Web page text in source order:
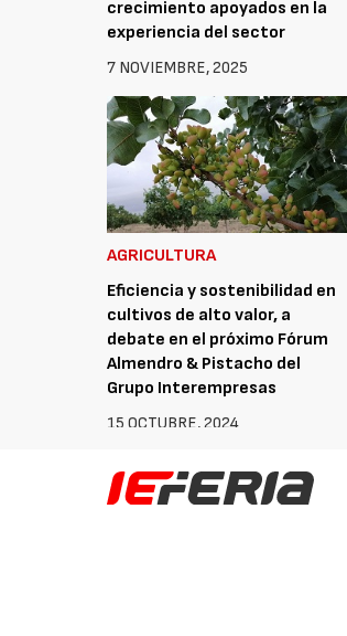
crecimiento apoyados en la
experiencia del sector
7 NOVIEMBRE, 2025
AGRICULTURA
Eficiencia y sostenibilidad en
cultivos de alto valor, a
debate en el próximo Fórum
Almendro & Pistacho del
Grupo Interempresas
15 OCTUBRE, 2024